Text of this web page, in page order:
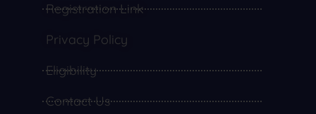
Registration Link
Privacy Policy
Eligibility
Contact Us